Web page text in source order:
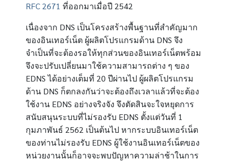
RFC 2671 ที่ออกมาเมื่อปี 2542
เนื่องจาก DNS เป็นโครงสร้างพื้นฐานที่สำคัญมาก
ของอินเทอร์เน็ต ผู้ผลิตโปรแกรมด้าน DNSจึง
จำเป็นที่จะต้องรอให้ทุกส่วนของอินเทอร์เน็ตพร้อม
จึงจะปรับเปลี่ยนมาใช้ความสามารถต่าง ๆ ของ
EDNSได้อย่างเต็มที่ 20ปีผ่านไป ผู้ผลิตโปรแกรม
ด้าน DNS ก็ตกลงกันว่าจะต้องถึงเวลาแล้วที่จะต้อง
ใช้งาน EDNS อย่างจริงจัง จึงตัดสินจะใจหยุดการ
สนับสนุนระบบที่ไม่รองรับ EDNS ตั้งแต่วันที่ 1
กุมภาพันธ์ 2562 เป็นต้นไป หากระบบอินเทอร์เน็ต
ของท่านไม่รองรับ EDNS ผู้ใช้งานอินเทอร์เน็ตของ
หน่วยงานนั้นก็อาจจะพบปัญหาความล่าช้าในการ